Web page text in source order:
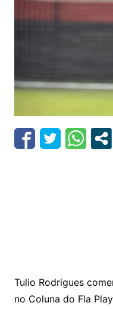
Tulio Rodrigues
no Coluna do Fla